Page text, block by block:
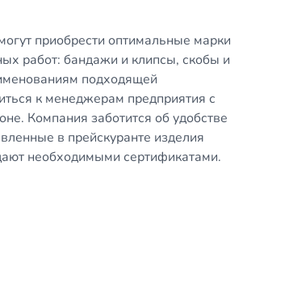
приобрести оптимальные марки
работ: бандажи и клипсы, скобы и
подходящей
к менеджерам предприятия с
Компания заботится об удобстве
в прейскуранте изделия
необходимыми сертификатами.